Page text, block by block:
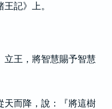
記》上。
立王，將智慧賜予智慧
天而降，說：『將這樹